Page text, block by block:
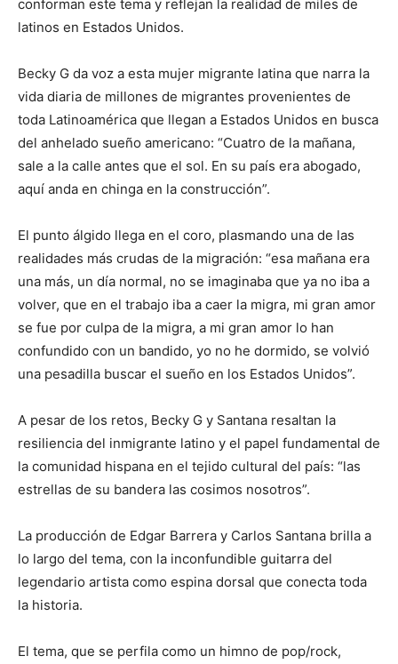
conforman este tema y reflejan la realidad de miles de
latinos en Estados Unidos.
Becky G da voz a esta mujer migrante latina que narra la
vida diaria de millones de migrantes provenientes de
toda Latinoamérica que llegan a Estados Unidos en busca
del anhelado sueño americano: “Cuatro de la mañana,
sale a la calle antes que el sol. En su país era abogado,
aquí anda en chinga en la construcción”.
El punto álgido llega en el coro, plasmando una de las
realidades más crudas de la migración: “esa mañana era
una más, un día normal, no se imaginaba que ya no iba a
volver, que en el trabajo iba a caer la migra, mi gran amor
se fue por culpa de la migra, a mi gran amor lo han
confundido con un bandido, yo no he dormido, se volvió
una pesadilla buscar el sueño en los Estados Unidos”.
A pesar de los retos, Becky G y Santana resaltan la
resiliencia del inmigrante latino y el papel fundamental de
la comunidad hispana en el tejido cultural del país: “las
estrellas de su bandera las cosimos nosotros”.
La producción de Edgar Barrera y Carlos Santana brilla a
lo largo del tema, con la inconfundible guitarra del
legendario artista como espina dorsal que conecta toda
la historia.
El tema, que se perfila como un himno de pop/rock,